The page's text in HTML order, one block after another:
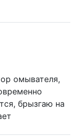
омывателя,
брызгаю на